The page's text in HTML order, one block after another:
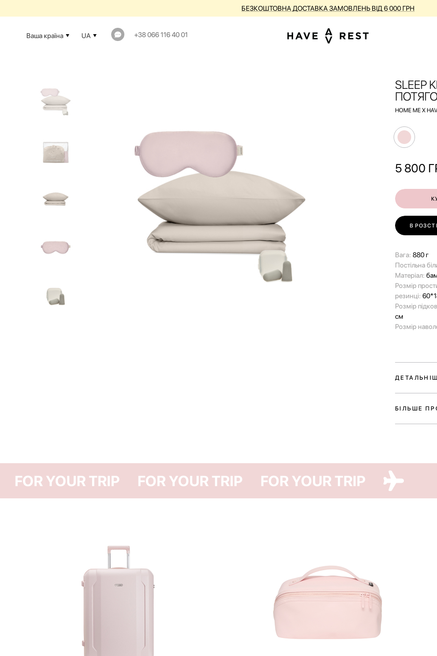
КУПУЙ ВАЛІЗИ З НЕДОСКОНАЛОСТЯМИ ЗІ ЗНИЖКОЮ ДО -25%
Ваша країна UA +38 066 116 40 01
SLEEP
HOME ME X
5 800
В
Вага: 880 г
Постільна
Матеріал:
Розмір
резинці:
Розмір
см
Розмір
твого
зануритися в
Створюй
БІЛЬШЕ
FOR YOUR TRIP FOR YOUR TRIP FOR YOUR